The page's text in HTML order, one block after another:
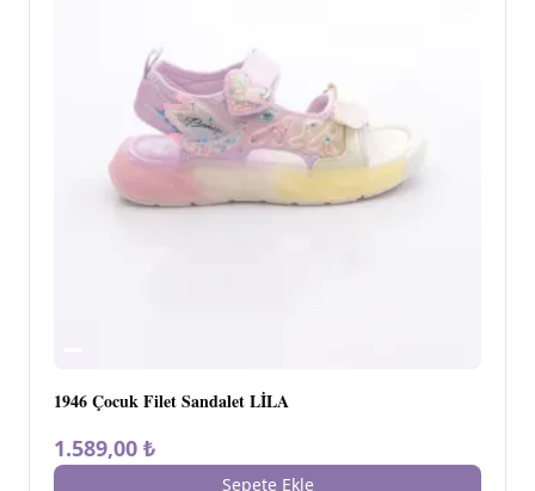
1946 Çocuk Filet Sandalet LİLA
1.589,00 ₺
Sepete Ekle